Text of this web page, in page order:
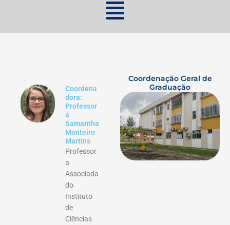
Coordena
dora:
Professor
a
Samantha
Monteiro
Martins
Professor
a
Associada
do
Instituto
de
Ciências
Coordenação Geral de
Graduação